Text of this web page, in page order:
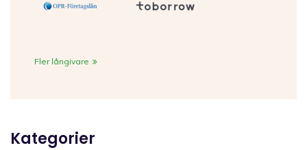
Fler långivare
Kategorier